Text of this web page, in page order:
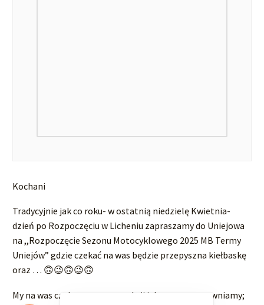
Kochani
Tradycyjnie jak co roku- w ostatnią niedzielę Kwietnia-
dzień po Rozpoczęciu w Licheniu zapraszamy do Uniejowa
na ,,Rozpoczęcie Sezonu Motocyklowego 2025 MB Termy
Uniejów” gdzie czekać na was będzie przepyszna kiełbaskę
oraz … 🙃😉🙃😉🙃
My na was czekamy- moc atrakcji jak zawsze zapewniamy;